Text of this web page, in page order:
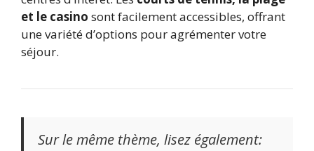
et le casino sont facilement accessibles, offrant
une variété d’options pour agrémenter votre
séjour.
Sur le même thème, lisez également: